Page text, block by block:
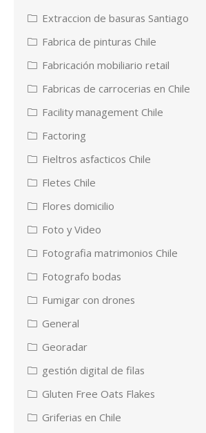
Extraccion de basuras Santiago
Fabrica de pinturas Chile
Fabricación mobiliario retail
Fabricas de carrocerias en Chile
Facility management Chile
Factoring
Fieltros asfacticos Chile
Fletes Chile
Flores domicilio
Foto y Video
Fotografia matrimonios Chile
Fotografo bodas
Fumigar con drones
General
Georadar
gestión digital de filas
Gluten Free Oats Flakes
Griferias en Chile